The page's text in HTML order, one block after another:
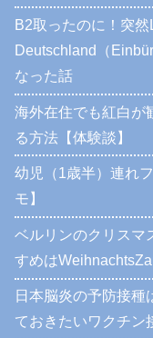
B2取ったのに！突
Deutschland（
なった話
海外在住でも紅白が
る方法【体験談】
幼児（1歳半）連れ
モ】
ベルリンのクリスマ
すめは
日本脳炎の予防接種
ておきたいワクチン